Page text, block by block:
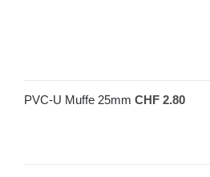
PVC-U Muffe 25mm CHF 2.80